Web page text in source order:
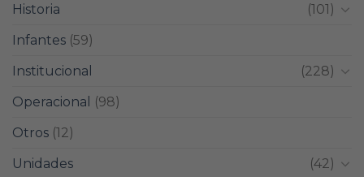
Historia
(101)
Infantes (59)
Institucional
(228)
Operacional
(98)
Otros (12)
Unidades
(42)